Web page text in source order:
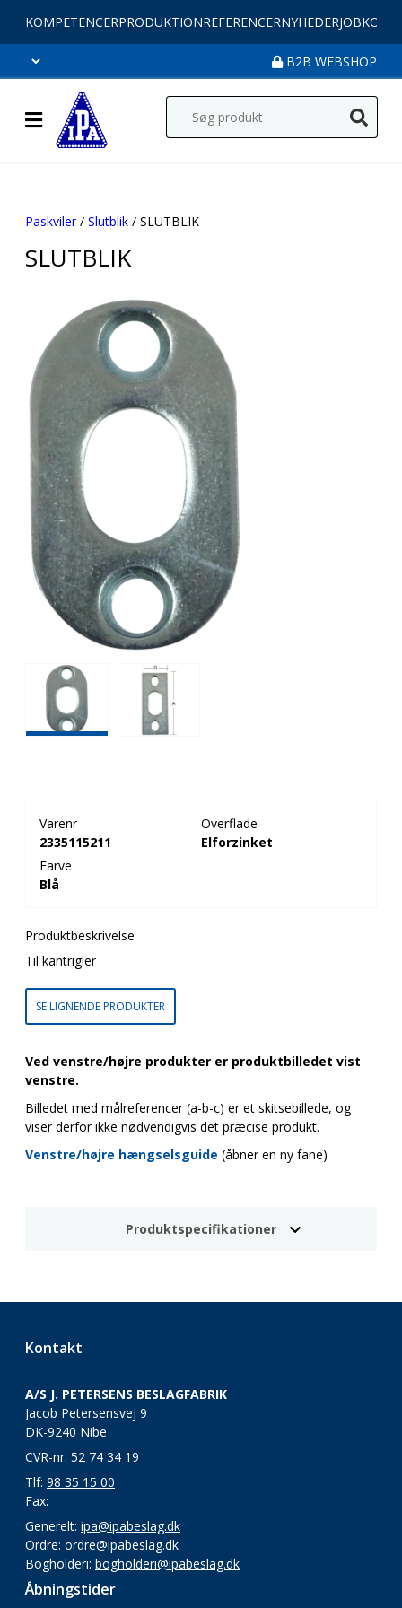
KOMPETENCERPRODUKTIONREFERENCERNYHEDERJOB
B2B WEBSHOP
Paskviler/ Slutblik / SLUTBLIK
SLUTBLIK
Varenr
2335115211
Overflade
Elforzinket
Farve
Blå
Produktbeskrivelse
Til kantrigler
SE LIGNENDE PRODUKTER
Ved venstre/højre produkter er produktbilledet vist
venstre.
Billedet med målreferencer (a-b-c) er et skitsebillede, og
viser derfor ikke nødvendigvis det præcise produkt.
Venstre/højre hængselsguide (åbner en ny fane)
Produktspecifikationer
Kontakt
A/S J. PETERSENS BESLAGFABRIK
Jacob Petersensvej 9
DK-9240 Nibe
CVR-nr: 52 74 34 19
Tlf: 98 35 15 00
Fax:
Generelt: ipa@ipabeslag.dk
Ordre: ordre@ipabeslag.dk
Bogholderi: bogholderi@ipabeslag.dk
Åbningstider